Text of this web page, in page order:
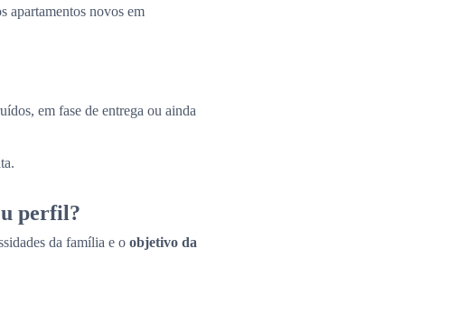
apartamentos novos em
em fase de entrega ou ainda
perfil?
da família e o objetivo da